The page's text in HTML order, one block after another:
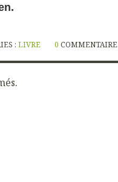
:LIVRE 0 COMMENTAIRE